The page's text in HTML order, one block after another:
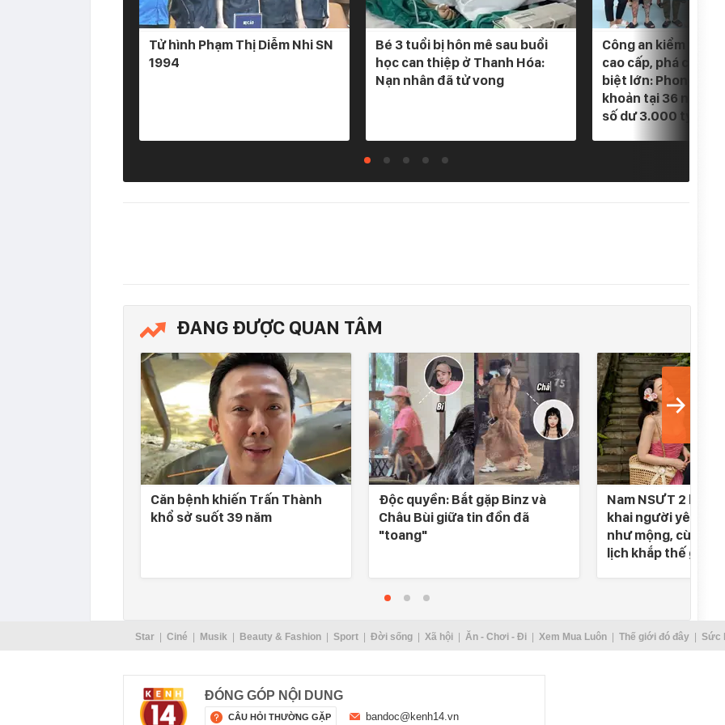
Tử hình Phạm Thị Diễm Nhi SN
1994
Bé 3 tuổi bị hôn mê sau buổi
học can thiệp ở Thanh Hóa:
Nạn nhân đã tử vong
Công an kiểm tra 5
cao cấp, phá
biệt lớn: Phong tỏa
khoản tại 36 ngân
số dư 3.000 tỷ
ĐANG ĐƯỢC QUAN TÂM
Căn bệnh khiến Trấn Thành
khổ sở suốt 39 năm
Độc quyền: Bắt gặp Binz và
Châu Bùi giữa tin đồn đã
"toang"
Nam NSƯT 2 lần
khai người yêu SN
như mộng, cùng
lịch khắp thế gian
Star Ciné Musik Beauty & Fashion Sport Đời sống Xã hội Ăn - Chơi - Đi Xem Mua Luôn Thế giới đó đây Sức
ĐÓNG GÓP NỘI DUNG
CÂU HỎI THƯỜNG GẶP bandoc@kenh14.vn